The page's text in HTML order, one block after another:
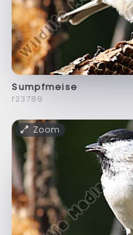
Sumpfmeise
f23789
Zoom